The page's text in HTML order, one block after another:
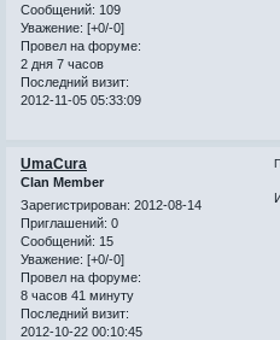
Сообщений: 109
Уважение: [+0/-0]
Провел на форуме:
2 дня 7 часов
Последний визит:
2012-11-05 05:33:09
UmaCura
Clan Member
Зарегистрирован: 2012-08-14
Приглашений: 0
Сообщений: 15
Уважение: [+0/-0]
Провел на форуме:
8 часов 41 минуту
Последний визит:
2012-10-22 00:10:45